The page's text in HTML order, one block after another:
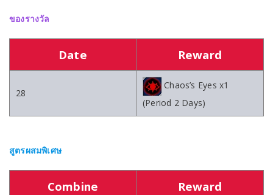
ของรางวัล
Date Reward
28
Chaos’s Eyes x1
(Period 2 Days)
สูตรผสมพิเศษ
Combine Reward